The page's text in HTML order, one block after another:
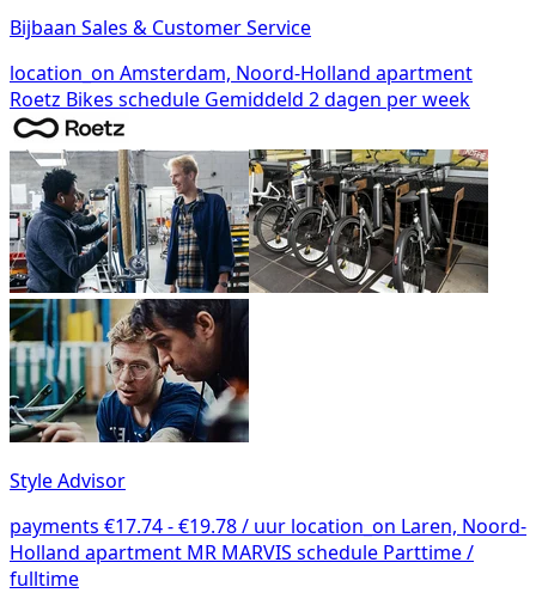
Bijbaan Sales & Customer Service
location_on Amsterdam, Noord-Holland apartment
Roetz Bikes schedule Gemiddeld 2 dagen per week
Style Advisor
payments €17.74 - €19.78 / uur location_on Laren, Noord-
Holland apartment MR MARVIS schedule Parttime /
fulltime